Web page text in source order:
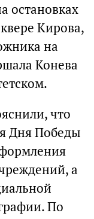
остановках
Кирова,
на
Конева
что
Дня Победы
а
По